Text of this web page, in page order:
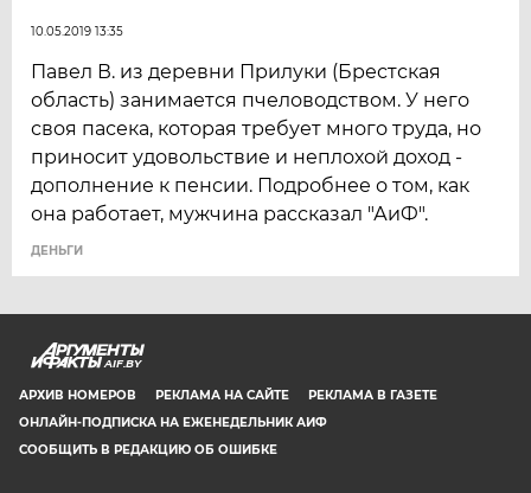
10.05.2019 13:35
Павел В. из деревни Прилуки (Брестская
область) занимается пчеловодством. У него
своя пасека, которая требует много труда, но
приносит удовольствие и неплохой доход -
дополнение к пенсии. Подробнее о том, как
она работает, мужчина рассказал "АиФ".
ДЕНЬГИ
AIF.BY
АРХИВ НОМЕРОВ РЕКЛАМА НА САЙТЕ
РЕКЛАМА В ГАЗЕТЕ
ОНЛАЙН-ПОДПИСКА НА ЕЖЕНЕДЕЛЬНИК АИФ
СООБЩИТЬ В РЕДАКЦИЮ ОБ ОШИБКЕ